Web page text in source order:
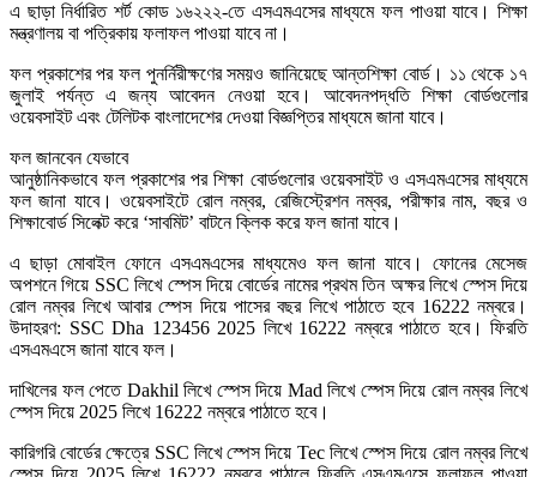
এ ছাড়া নির্ধারিত শর্ট কোড ১৬২২২-তে এসএমএসের মাধ্যমে ফল পাওয়া যাবে। শিক্ষা
মন্ত্রণালয় বা পত্রিকায় ফলাফল পাওয়া যাবে না।
ফল প্রকাশের পর ফল পুনর্নিরীক্ষণের সময়ও জানিয়েছে আন্তশিক্ষা বোর্ড। ১১ থেকে ১৭
জুলাই পর্যন্ত এ জন্য আবেদন নেওয়া হবে। আবেদনপদ্ধতি শিক্ষা বোর্ডগুলোর
ওয়েবসাইট এবং টেলিটক বাংলাদেশের দেওয়া বিজ্ঞপ্তির মাধ্যমে জানা যাবে।
ফল জানবেন যেভাবে
আনুষ্ঠানিকভাবে ফল প্রকাশের পর শিক্ষা বোর্ডগুলোর ওয়েবসাইট ও এসএমএসের মাধ্যমে
ফল জানা যাবে। ওয়েবসাইটে রোল নম্বর, রেজিস্ট্রেশন নম্বর, পরীক্ষার নাম, বছর ও
শিক্ষাবোর্ড সিলেক্ট করে ‘সাবমিট’ বাটনে ক্লিক করে ফল জানা যাবে।
এ ছাড়া মোবাইল ফোনে এসএমএসের মাধ্যমেও ফল জানা যাবে। ফোনের মেসেজ
অপশনে গিয়ে SSC লিখে স্পেস দিয়ে বোর্ডের নামের প্রথম তিন অক্ষর লিখে স্পেস দিয়ে
রোল নম্বর লিখে আবার স্পেস দিয়ে পাসের বছর লিখে পাঠাতে হবে 16222 নম্বরে।
উদাহরণ: SSC Dha 123456 2025 লিখে 16222 নম্বরে পাঠাতে হবে। ফিরতি
এসএমএসে জানা যাবে ফল।
দাখিলের ফল পেতে Dakhil লিখে স্পেস দিয়ে Mad লিখে স্পেস দিয়ে রোল নম্বর লিখে
স্পেস দিয়ে 2025 লিখে 16222 নম্বরে পাঠাতে হবে।
কারিগরি বোর্ডের ক্ষেত্রে SSC লিখে স্পেস দিয়ে Tec লিখে স্পেস দিয়ে রোল নম্বর লিখে